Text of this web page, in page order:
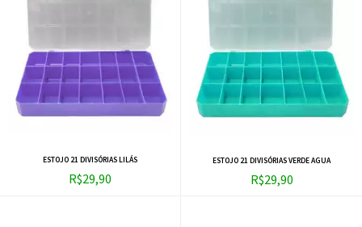
ESTOJO 21 DIVISÓRIAS LILÁS
R$29,90
ESTOJO 21 DIVISÓRIAS VERDE AGUA
R$29,90